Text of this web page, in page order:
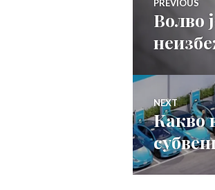
на
напис
PREVIOUS
Previous
post:
Волво
NEXT
Next
post:
Какво